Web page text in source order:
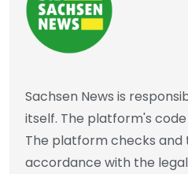
Sachsen News is
itself. The platform's
The platform checks
accordance with the